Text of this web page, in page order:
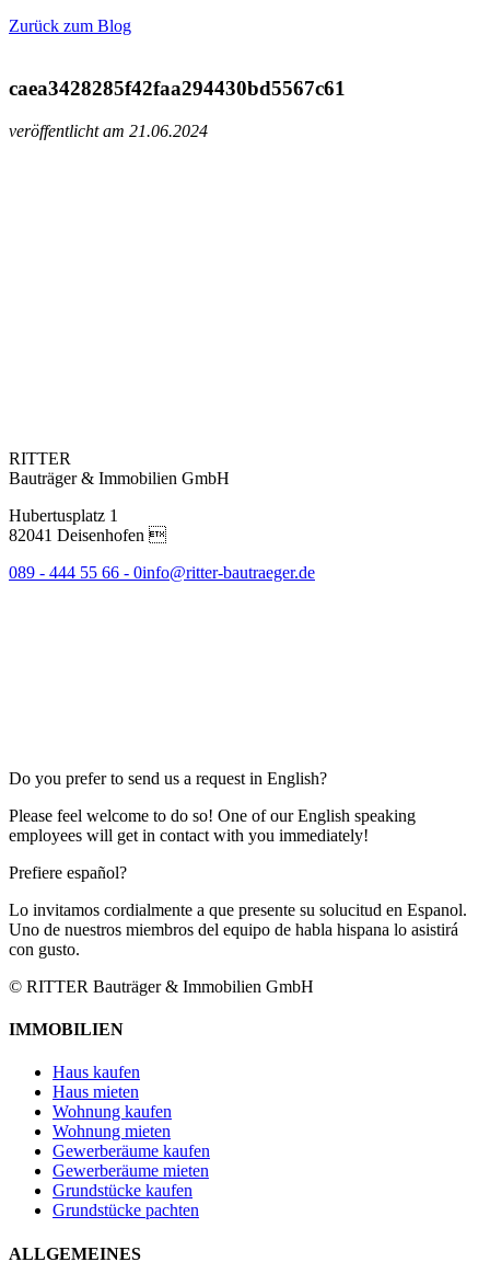
Zurück zum Blog
caea3428285f42faa294430bd5567c61
veröffentlicht am 21.06.2024
RITTER
Bauträger & Immobilien GmbH
Hubertusplatz 1
82041 Deisenhofen 
089 - 444 55 66 - 0info@ritter-bautraeger.de
Do you prefer to send us a request in English?
Please feel welcome to do so! One of our English speaking
employees will get in contact with you immediately!
Prefiere español?
Lo invitamos cordialmente a que presente su solucitud en Espanol.
Uno de nuestros miembros del equipo de habla hispana lo asistirá
con gusto.
© RITTER Bauträger & Immobilien GmbH
IMMOBILIEN
Haus kaufen
Haus mieten
Wohnung kaufen
Wohnung mieten
Gewerberäume kaufen
Gewerberäume mieten
Grundstücke kaufen
Grundstücke pachten
ALLGEMEINES